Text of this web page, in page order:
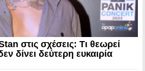
στις σχέσεις: Τι θεωρεί
δίνει δεύτερη ευκαιρία